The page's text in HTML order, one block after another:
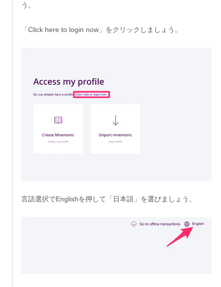
う。
「Click here to login now」をクリックしましょう。
言語選択でEnglishを押して「日本語」を選びましょう。